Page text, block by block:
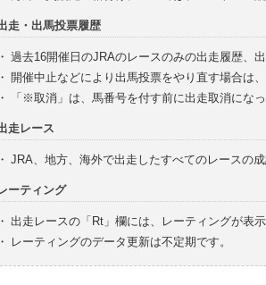
走・出馬投票履歴
・ 過去16開催日のJRAのレースのみの出走履歴、
・ 開催中止などにより出馬投票をやり直す場合は
・
「※取消」は、馬番号を付す前に出走取消にな
走レース
・ JRA、地方、海外で出走したすべてのレースの
ーティング
・ 出走レースの「Rt」欄には、レーティングが表
・
レーティングのデータ更新は不定期です。